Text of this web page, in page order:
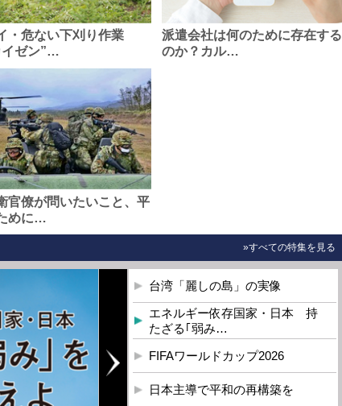
・危ない下刈り作業
イゼン”…
派遣会社は何のために存在する
のか？カル…
官僚が問いたいこと、平
めに…
»すべての特集を見る
台湾「麗しの島」の実像
エネルギー依存国家・日本 持
たざる｢弱み…
FIFAワールドカップ2026
日本主導で平和の再構築を